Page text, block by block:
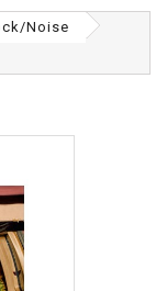
Noise